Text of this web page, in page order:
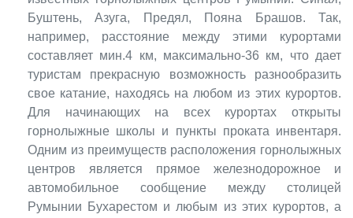
Буштень, Азуга, Предял, Пояна Брашов. Так,
например, расстояние между этими курортами
составляет мин.4 км, максимально-36 км, что дает
туристам прекрасную возможность разнообразить
свое катание, находясь на любом из этих курортов.
Для начинающих на всех курортах открыты
горнолыжные школы и пункты проката инвентаря.
Одним из преимуществ расположения горнолыжных
центров является прямое железнодорожное и
автомобильное сообщение между столицей
Румынии Бухарестом и любым из этих курортов, а